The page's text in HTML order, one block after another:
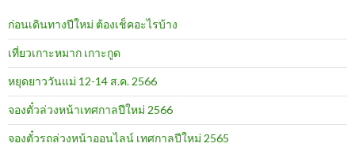
ก่อนเดินทางปีใหม่ ต้องเช็คอะไรบ้าง
เที่ยวเกาะหมาก เกาะกูด
หยุดยาววันแม่ 12-14 ส.ค. 2566
จองตั๋วล่วงหน้าเทศกาลปีใหม่ 2566
จองตั๋วรถล่วงหน้าออนไลน์ เทศกาลปีใหม่ 2565